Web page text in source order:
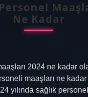
Ne Kadar
2024 ne kadar
maaşları ne
yılında sağlık